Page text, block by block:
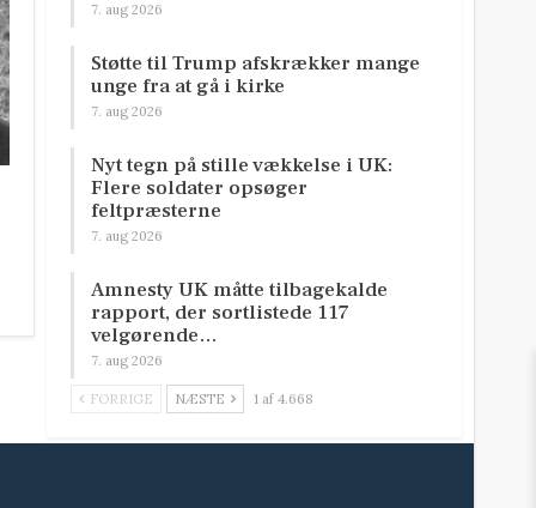
7. aug 2026
Støtte til Trump afskrækker mange
unge fra at gå i kirke
7. aug 2026
Nyt tegn på stille vækkelse i UK:
Flere soldater opsøger
feltpræsterne
7. aug 2026
Amnesty UK måtte tilbagekalde
rapport, der sortlistede 117
velgørende…
7. aug 2026
FORRIGE NÆSTE 1 af 4.668